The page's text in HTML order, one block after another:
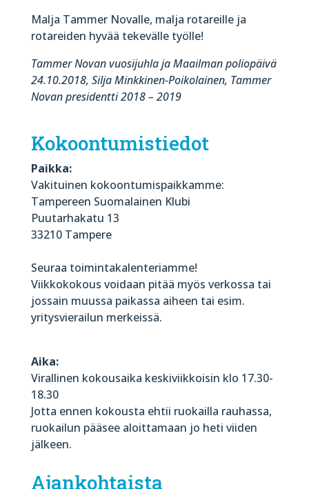
Malja Tammer Novalle, malja rotareille ja
rotareiden hyvää tekevälle työlle!
Tammer Novan vuosijuhla ja Maailman poliopäivä
24.10.2018, Silja Minkkinen-Poikolainen, Tammer
Novan presidentti 2018 – 2019
Kokoontumistiedot
Paikka:
Vakituinen kokoontumispaikkamme:
Tampereen Suomalainen Klubi
Puutarhakatu 13
33210 Tampere
Seuraa toimintakalenteriamme!
Viikkokokous voidaan pitää myös verkossa tai
jossain muussa paikassa aiheen tai esim.
yritysvierailun merkeissä.
Aika:
Virallinen kokousaika keskiviikkoisin klo 17.30-
18.30
Jotta ennen kokousta ehtii ruokailla rauhassa,
ruokailun pääsee aloittamaan jo heti viiden
jälkeen.
Ajankohtaista